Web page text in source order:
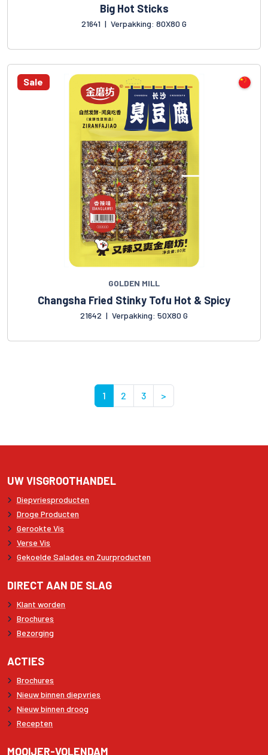
Big Hot Sticks
21641 | Verpakking: 80X80 G
Sale
GOLDEN MILL
Changsha Fried Stinky Tofu Hot & Spicy
21642 | Verpakking: 50X80 G
1 2 3 >
UW VISGROOTHANDEL
Diepvriesproducten
Droge Producten
Gerookte Vis
Verse Vis
Gekoelde Salades en Zuurproducten
DIRECT AAN DE SLAG
Klant worden
Brochures
Bezorging
ACTIES
Brochures
Nieuw binnen diepvries
Nieuw binnen droog
Recepten
MOOIJER-VOLENDAM